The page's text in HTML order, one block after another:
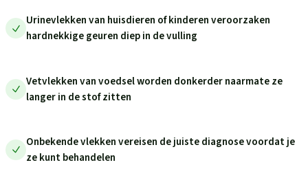
Urinevlekken van huisdieren of kinderen veroorzaken
hardnekkige geuren diep in de vulling
Vetvlekken van voedsel worden donkerder naarmate ze
langer in de stof zitten
Onbekende vlekken vereisen de juiste diagnose voordat je
ze kunt behandelen